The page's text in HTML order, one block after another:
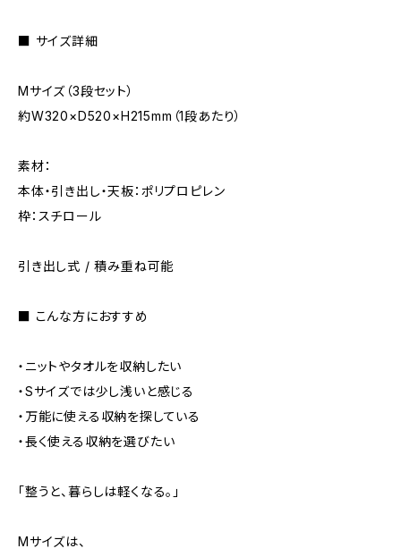
■ サイズ詳細
Mサイズ（3段セット）
約W320×D520×H215mm（1段あたり）
素材：
本体・引き出し・天板：ポリプロピレン
枠：スチロール
引き出し式 / 積み重ね可能
■ こんな方におすすめ
・ニットやタオルを収納したい
・Sサイズでは少し浅いと感じる
・万能に使える収納を探している
・長く使える収納を選びたい
「整うと、暮らしは軽くなる。」
Mサイズは、